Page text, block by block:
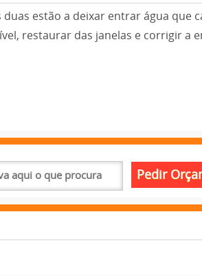
estão a deixar entrar água que
restaurar das janelas e corrigir a